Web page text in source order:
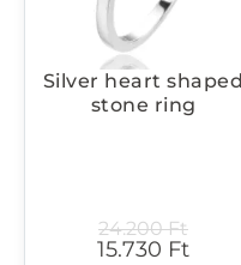
Silver heart shaped
stone ring
24.200Ft
15.730 Ft